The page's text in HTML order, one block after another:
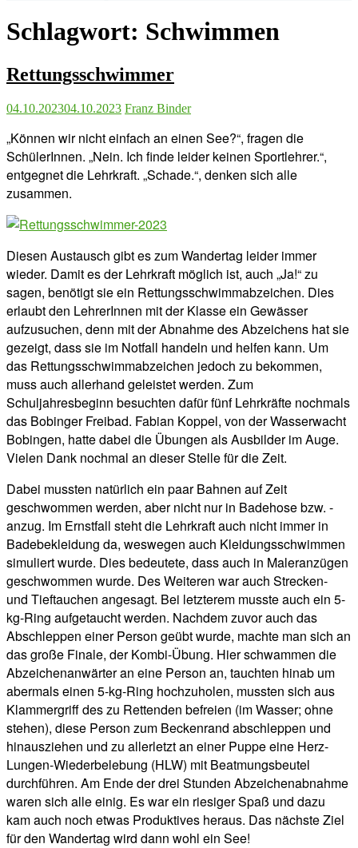
Schlagwort: Schwimmen
Rettungsschwimmer
04.10.202304.10.2023 Franz Binder
„Können wir nicht einfach an einen See?“, fragen die
SchülerInnen. „Nein. Ich finde leider keinen Sportlehrer.“,
entgegnet die Lehrkraft. „Schade.“, denken sich alle
zusammen.
Diesen Austausch gibt es zum Wandertag leider immer
wieder. Damit es der Lehrkraft möglich ist, auch „Ja!“ zu
sagen, benötigt sie ein Rettungsschwimmabzeichen. Dies
erlaubt den LehrerInnen mit der Klasse ein Gewässer
aufzusuchen, denn mit der Abnahme des Abzeichens hat sie
gezeigt, dass sie im Notfall handeln und helfen kann. Um
das Rettungsschwimmabzeichen jedoch zu bekommen,
muss auch allerhand geleistet werden. Zum
Schuljahresbeginn besuchten dafür fünf Lehrkräfte nochmals
das Bobinger Freibad. Fabian Koppel, von der Wasserwacht
Bobingen, hatte dabei die Übungen als Ausbilder im Auge.
Vielen Dank nochmal an dieser Stelle für die Zeit.
Dabei mussten natürlich ein paar Bahnen auf Zeit
geschwommen werden, aber nicht nur in Badehose bzw. -
anzug. Im Ernstfall steht die Lehrkraft auch nicht immer in
Badebekleidung da, weswegen auch Kleidungsschwimmen
simuliert wurde. Dies bedeutete, dass auch in Maleranzügen
geschwommen wurde. Des Weiteren war auch Strecken-
und Tieftauchen angesagt. Bei letzterem musste auch ein 5-
kg-Ring aufgetaucht werden. Nachdem zuvor auch das
Abschleppen einer Person geübt wurde, machte man sich an
das große Finale, der Kombi-Übung. Hier schwammen die
Abzeichenanwärter an eine Person an, tauchten hinab um
abermals einen 5-kg-Ring hochzuholen, mussten sich aus
Klammergriff des zu Rettenden befreien (im Wasser; ohne
stehen), diese Person zum Beckenrand abschleppen und
hinausziehen und zu allerletzt an einer Puppe eine Herz-
Lungen-Wiederbelebung (HLW) mit Beatmungsbeutel
durchführen. Am Ende der drei Stunden Abzeichenabnahme
waren sich alle einig. Es war ein riesiger Spaß und dazu
kam auch noch etwas Produktives heraus. Das nächste Ziel
für den Wandertag wird dann wohl ein See!